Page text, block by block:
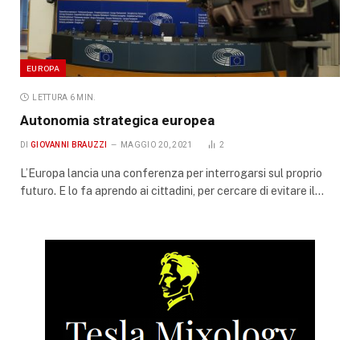
EUROPA
LETTURA 6 MIN.
Autonomia strategica europea
DI GIOVANNI BRAUZZI MAGGIO 20, 2021 2
L’Europa lancia una conferenza per interrogarsi sul proprio
futuro. E lo fa aprendo ai cittadini, per cercare di evitare il…